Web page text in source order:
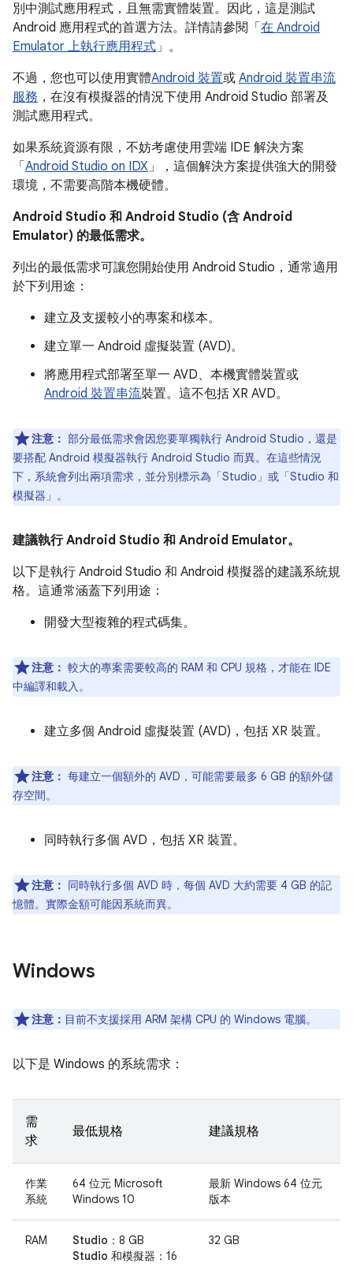
別中測試應用程式，且無需實體裝置。因此，這是測試
Android 應用程式的首選方法。詳情請參閱「 在 Android
Emulator 上執行應用程式」。
不過，您也可以使用實體Android 裝置或 Android 裝置串流
服務 ，在沒有模擬器的情況下使用 Android Studio 部署及
測試應用程式。
如果系統資源有限，不妨考慮使用雲端 IDE 解決方案
「 Android Studio on IDX」，這個解決方案提供強大的開發
環境，不需要高階本機硬體。
Android Studio 和 Android Studio (含 Android
Emulator) 的最低需求。
列出的最低需求可讓您開始使用 Android Studio，通常適用
於下列用途：
建立及支援較小的專案和樣本。
建立單一 Android 虛擬裝置 (AVD)。
將應用程式部署至單一 AVD、本機實體裝置或
Android 裝置串流裝置。這不包括 XR AVD。
注意： 部分最低需求會因您要單獨執行 Android Studio，還是
要搭配 Android 模擬器執行 Android Studio 而異。在這些情況
下，系統會列出兩項需求，並分別標示為「Studio」 或「Studio 和
模擬器」 。
建議執行 Android Studio 和 Android Emulator。
以下是執行 Android Studio 和 Android 模擬器的建議系統規
格。這通常涵蓋下列用途：
開發大型複雜的程式碼集。
注意： 較大的專案需要較高的 RAM 和 CPU 規格，才能在 IDE
中編譯和載入。
建立多個 Android 虛擬裝置 (AVD)，包括 XR 裝置。
注意： 每建立一個額外的 AVD，可能需要最多 6 GB 的額外儲
存空間。
同時執行多個 AVD，包括 XR 裝置。
注意： 同時執行多個 AVD 時，每個 AVD 大約需要 4 GB 的記
憶體。實際金額可能因系統而異。
Windows
注意： 目前不支援採用 ARM 架構 CPU 的 Windows 電腦。
以下是 Windows 的系統需求：
需
求
最低規格 建議規格
作業
系統
64 位元 Microsoft
Windows 10
最新 Windows 64 位元
版本
RAM Studio： 8 GB
Studio 和模擬器： 16
32 GB